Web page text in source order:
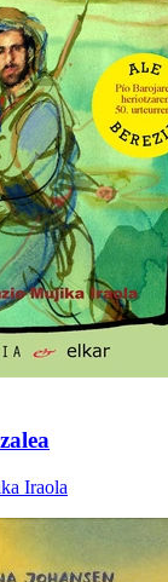
Iraola